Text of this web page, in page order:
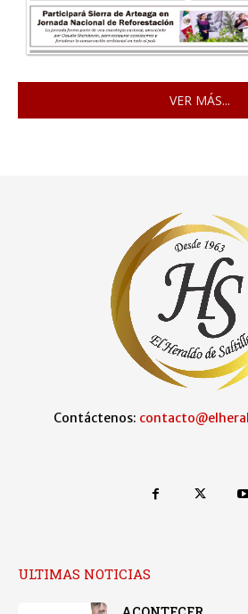
VER MÁS...
Contáctenos:
ULTIMAS NOTICIAS